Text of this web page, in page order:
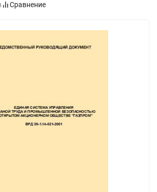
Сравнение